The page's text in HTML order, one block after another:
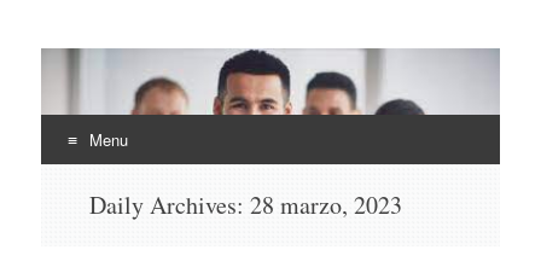
EHLI
UNINTER
Menu
Daily Archives: 28 marzo, 2023